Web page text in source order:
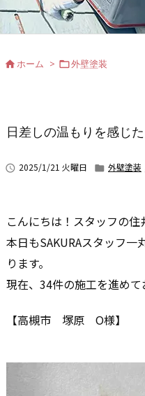
ホーム > 外壁塗装
日差しの温もりを感じ
 2025/1/21 火曜日  外壁塗装
こんにちは！スタッフの住
本日もSAKURAスタッフ
ります。
現在、34件の施工を進めて
【高槻市 塚原 O様】